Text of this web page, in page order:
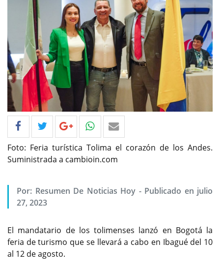
Foto: Feria turística Tolima el corazón de los Andes.
Suministrada a cambioin.com
Por: Resumen De Noticias Hoy - Publicado en julio
27, 2023
El mandatario de los tolimenses lanzó en Bogotá la
feria de turismo que se llevará a cabo en Ibagué del 10
al 12 de agosto.